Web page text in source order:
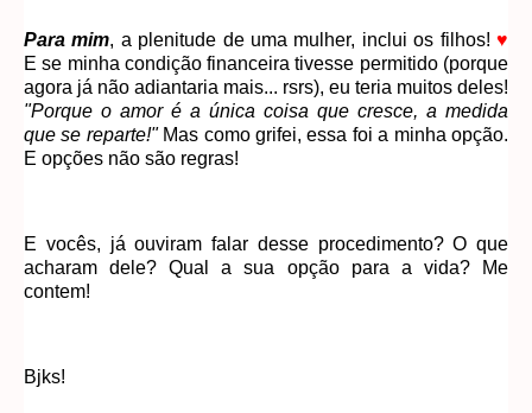
Para mim, a plenitude de uma mulher, inclui os filhos!♥
E se minha condição financeira tivesse permitido (porque
agora já não adiantaria mais... rsrs), eu teria muitos deles!
"Porque o amor é a única coisa que cresce, a medida
que se reparte!" Mas como grifei, essa foi a minha opção.
E opções não são regras!
E vocês, já ouviram falar desse procedimento? O que
acharam dele? Qual a sua opção para a vida? Me
contem!
Bjks!